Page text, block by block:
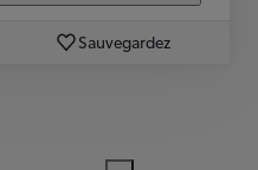
Sauvegardez